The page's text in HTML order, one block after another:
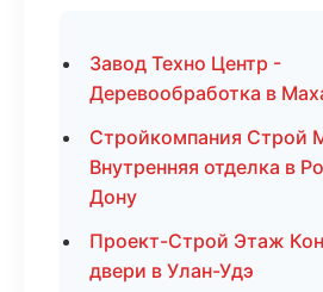
Завод Техно Центр -
Деревообработка в
Стройкомпания Строй
Внутренняя отделка в
Дону
Проект-Строй Этаж
двери в Улан-Удэ